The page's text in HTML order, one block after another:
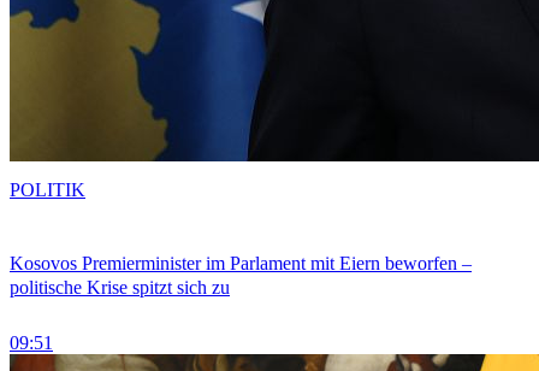
Kosovos Premierminister im Parlament mit Eiern beworfen –
politische Krise spitzt sich zu
09:51
POLITIK